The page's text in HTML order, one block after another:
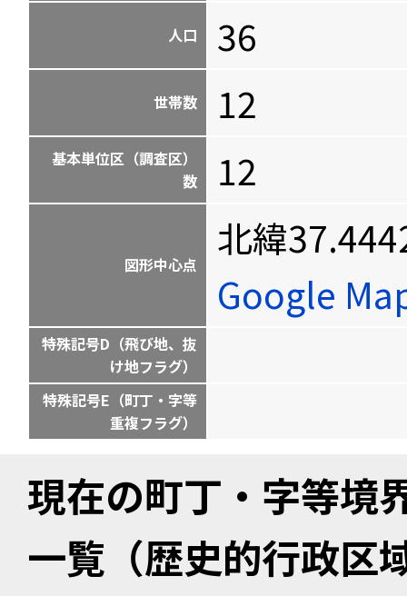
人口 36
世帯数 12
基本単位区（調査区）
数
12
図形中心点
北緯
Google
特殊記号D（飛び地、抜
け地フラグ）
特殊記号E（町丁・字等
重複フラグ）
現在の町丁・字等境
一覧（歴史的行政区